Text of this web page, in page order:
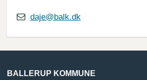
daje@balk.dk
BALLERUP KOMMUNE